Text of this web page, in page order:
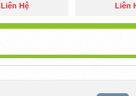
Liên Hệ
Liên